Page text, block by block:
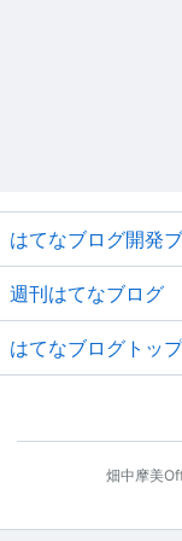
はてなブログ開発
週刊はてなブログ
はてなブログトップ
畑中摩美